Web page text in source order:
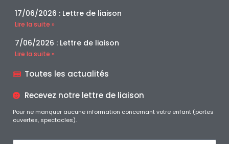
17/06/2026 : Lettre de liaison
Lire la suite »
7/06/2026 : Lettre de liaison
Lire la suite »
Toutes les actualités
Recevez notre lettre de liaison
Pour ne manquer aucune information concernant votre enfant (portes
ouvertes, spectacles).